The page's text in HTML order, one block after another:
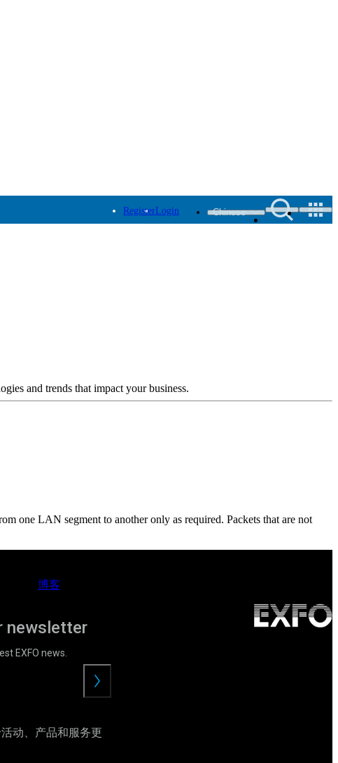
RegisterLogin Chinese
and trends that impact your business.
one LAN segment to another only as required. Packets that are not
博客
newsletter
EXFO news.
动、产品和服务更